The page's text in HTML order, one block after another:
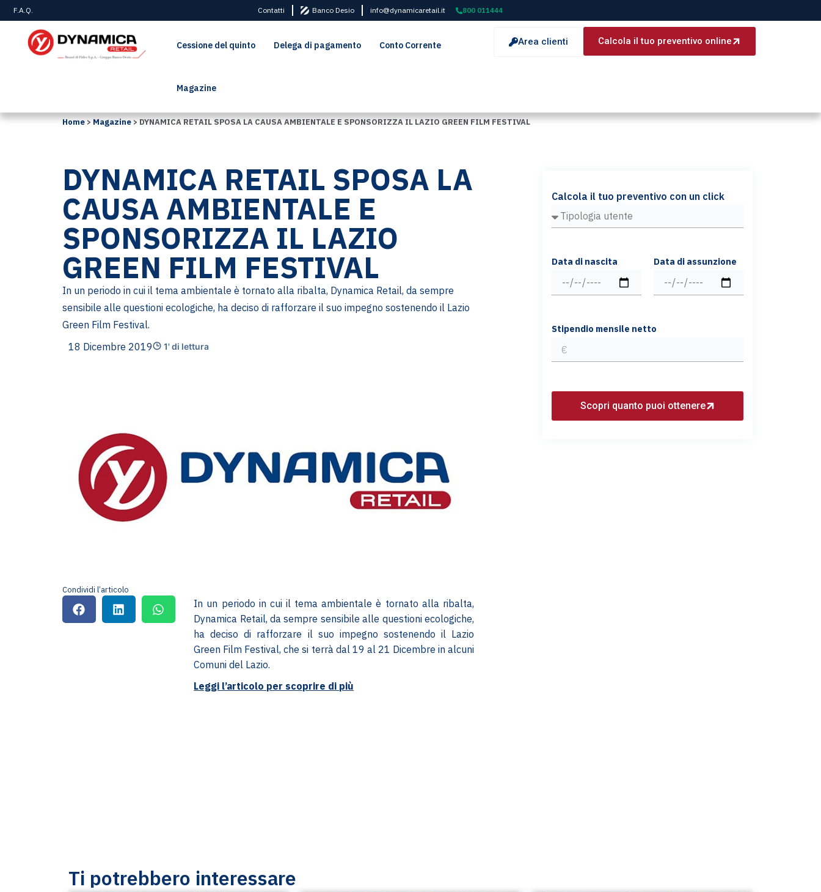
F.A.Q. Contatti Banco Desio info@dynamicaretail.it 800 011444
Cessione del quinto Delega di pagamento Conto Corrente
Magazine
Area clienti Calcola il tuo preventivo online
Home>Magazine>DYNAMICA RETAIL SPOSA LA CAUSA AMBIENTALE E SPONSORIZZA IL LAZIO GREEN FILM FESTIVAL
DYNAMICA RETAIL SPOSA LA
CAUSA AMBIENTALE E
SPONSORIZZA IL LAZIO
GREEN FILM FESTIVAL
In un periodo in cui il tema ambientale è tornato alla ribalta, Dynamica Retail, da sempre
sensibile alle questioni ecologiche, ha deciso di rafforzare il suo impegno sostenendo il Lazio
Green Film Festival.
18 Dicembre 2019
1' di lettura
Condividi l’articolo
In un periodo in cui il tema ambientale è tornato alla ribalta,
Dynamica Retail, da sempre sensibile alle questioni ecologiche,
ha deciso di rafforzare il suo impegno sostenendo il Lazio
Green Film Festival, che si terrà dal 19 al 21 Dicembre in alcuni
Comuni del Lazio.
Leggi l’articolo per scoprire di più
Calcola il tuo preventivo con un click
Data di nascita Data di assunzione
Stipendio mensile netto
Scopri quanto puoi ottenere
Ti potrebbero interessare